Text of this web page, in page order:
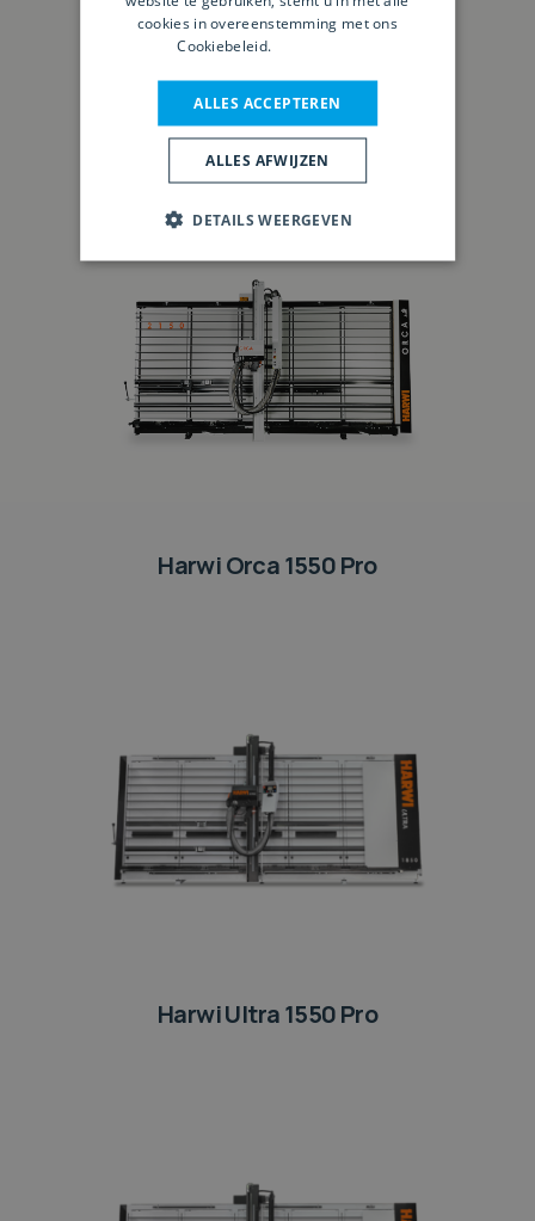
Harwi Orca 2150 Premium
Harwi Orca 1550 Pro
Harwi Ultra 1550 Pro
cookies in overeenstemming met ons
Cookiebeleid.
ALLES ACCEPTEREN
ALLES AFWIJZEN
DETAILS WEERGEVEN